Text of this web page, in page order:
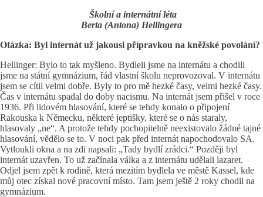
Školní a internátní léta
Berta (Antona) Hellingera
Otázka: Byl internát už jakousi přípravkou na kněžské povolání?
Hellinger: Bylo to tak myšleno. Bydleli jsme na internátu a chodili
jsme na státní gymnázium, řád vlastní školu neprovozoval. V internátu
jsem se cítil velmi dobře. Byly to pro mě hezké časy, velmi hezké časy.
Čas v internátu spadal do doby nacismu. Na internát jsem přišel v roce
1936. Při lidovém hlasování, které se tehdy konalo o připojení
Rakouska k Německu, některé jeptišky, které se o nás staraly,
hlasovaly „ne“. A protože tehdy pochopitelně neexistovalo žádné tajné
hlasování, vědělo se to. V noci pak před internát napochodovalo SA.
Vytloukli okna a na zdi napsali: „Tady bydlí zrádci.“ Později byl
internát uzavřen. To už začínala válka a z internátu udělali lazaret.
Odjel jsem zpět k rodině, která mezitím bydlela ve městě Kassel, kde
můj otec získal nové pracovní místo. Tam jsem ještě 2 roky chodil na
gymnázium.